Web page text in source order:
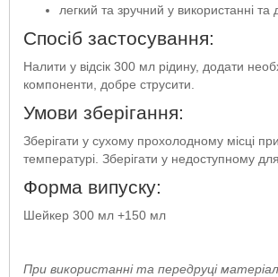
легкий та зручний у використанні та
Спосіб застосування:
Налити у відсік 300 мл рідину, додати
компоненти, добре струсити.
Умови зберігання:
Зберігати у сухому прохолодному місці при
температурі. Зберігати у недоступному для
Форма випуску:
Шейкер 300 мл +150 мл
При використанні та передруці